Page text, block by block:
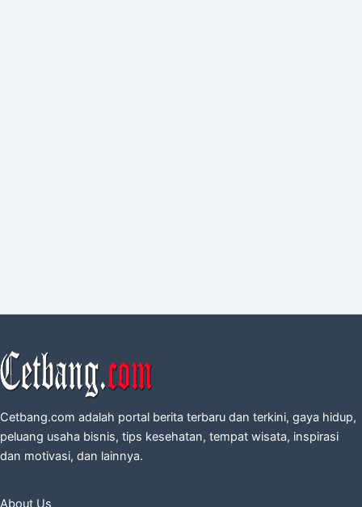
Cetbang.com adalah portal berita terbaru dan terkini, gaya hidup,
peluang usaha bisnis, tips kesehatan, tempat wisata, inspirasi
dan motivasi, dan lainnya.